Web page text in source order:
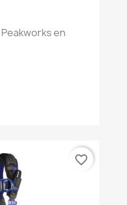
en
favorite_border